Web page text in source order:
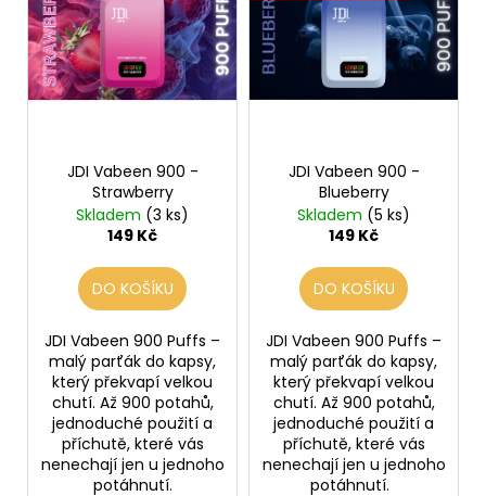
u
k
t
s
p
r
JDI Vabeen 900 -
Strawberry
Skladem (3 ks)
149 Kč
DO KOŠÍKU
JDI Vabeen 900 Puffs –
malý parťák do kapsy,
který překvapí velkou
chutí. Až 900 potahů,
jednoduché použití a
příchutě, které vás
nenechají jen u jednoho
potáhnutí.
JDI Vabeen 900 -
Blueberry
Skladem (5 ks)
149 Kč
DO KOŠÍKU
JDI Vabeen 900 Puffs –
malý parťák do kapsy,
který překvapí velkou
chutí. Až 900 potahů,
jednoduché použití a
příchutě, které vás
nenechají jen u jednoho
potáhnutí.
u
e
m
STRAWBERRY
Původně: